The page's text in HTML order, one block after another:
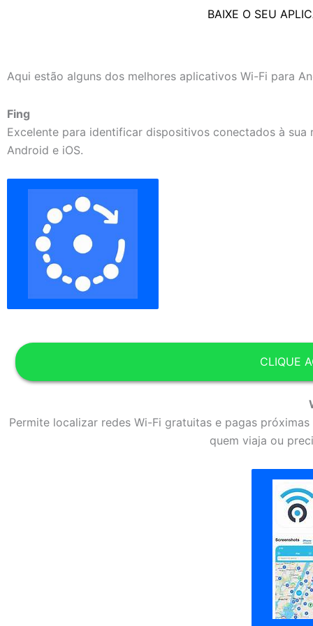
BAIXE O SEU
Aqui estão alguns dos melhores aplicativos Wi-Fi para
Fing
Excelente para identificar dispositivos conectados à
Android e iOS.
CLIQUE
Permite localizar redes Wi-Fi gratuitas e pagas
quem viaja ou